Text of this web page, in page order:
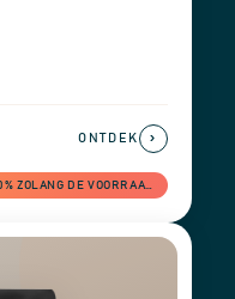
ONTDEK ›